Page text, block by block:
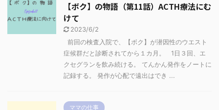
【ボク】の物語（第11話）ACTH療法にむ
けて
2023/6/2
前回の検査入院で、【ボク】が潜因性のウエスト
症候群だと診断されてから１カ月。 1日３回、エ
クセグランを飲み続ける。 てんかん発作をノートに
記録する。 発作が心配で遠出はでき ...
ママの仕事